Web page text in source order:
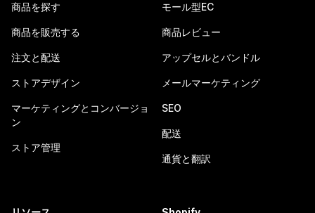
商品を探す
商品を販売する
注文と配送
ストアデザイン
マーケティングとコンバージョ
ン
ストア管理
モール型EC
商品レビュー
アップセルとバンドル
メールマーケティング
SEO
配送
通貨と翻訳